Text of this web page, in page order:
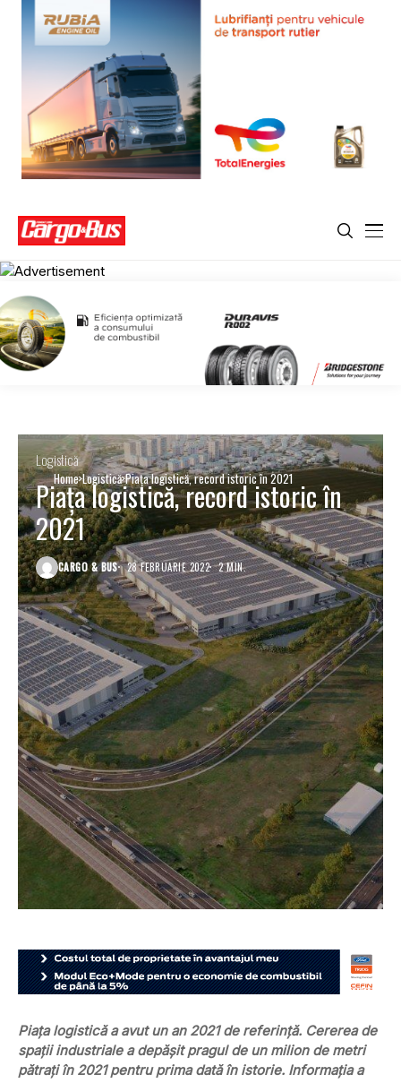
Home Logistică Piața logistică, record istoric în 2021
Logistică
Piața logistică, record istoric în
2021
CARGO & BUS 28 FEBRUARIE 2022 2 MIN.
Piața logistică a avut un an 2021 de referință. Cererea de
spații industriale a depășit pragul de un milion de metri
pătrați în 2021 pentru prima dată în istorie. Informația a